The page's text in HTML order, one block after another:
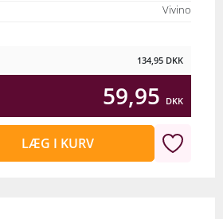
Vivino
134,95 DKK
59,95 DKK
LÆG I KURV